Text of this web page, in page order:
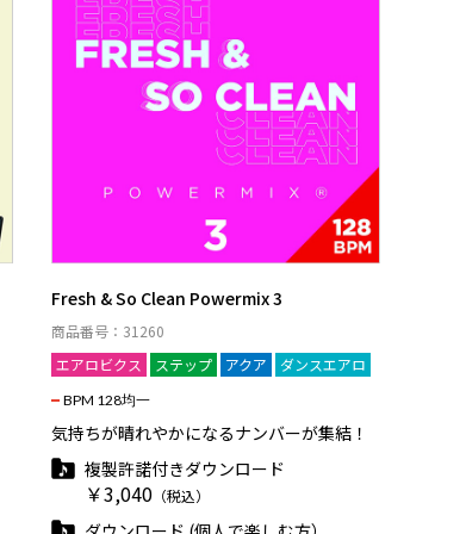
Fresh & So Clean Powermix 3
商品番号：31260
エアロビクス
ステップ アクア ダンスエアロ
BPM 128均一
気持ちが晴れやかになるナンバーが集結！
複製許諾付きダウンロード
￥3,040 （税込）